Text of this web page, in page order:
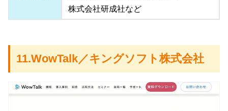
株式会社研成社など
11.WowTalk／キングソフト株式会社